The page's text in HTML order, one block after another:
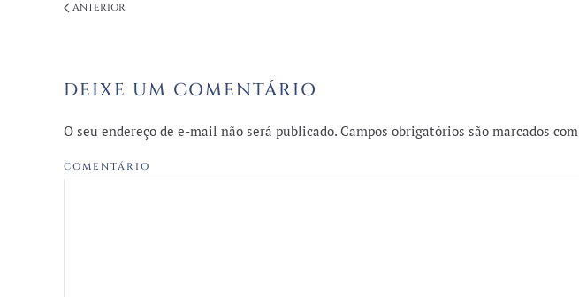
ANTERIOR
DEIXE UM COMENTÁRIO
O seu endereço de e-mail não será publicado. Campos obrigatórios são marcados com
COMENTÁRIO